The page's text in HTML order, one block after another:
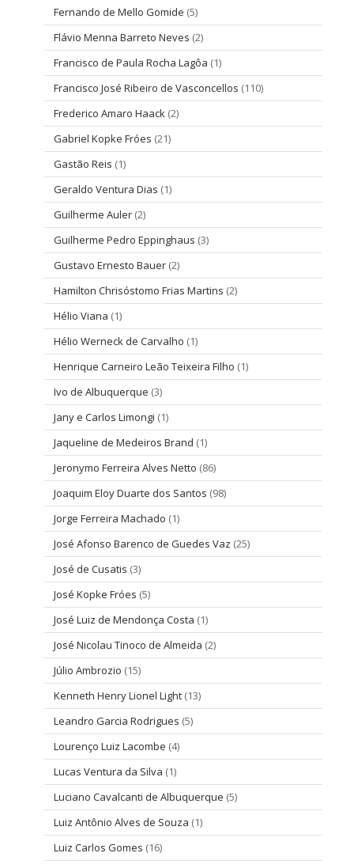
Fernando de Mello Gomide (5)
Flávio Menna Barreto Neves (2)
Francisco de Paula Rocha Lagôa (1)
Francisco José Ribeiro de Vasconcellos (110)
Frederico Amaro Haack (2)
Gabriel Kopke Fróes (21)
Gastão Reis (1)
Geraldo Ventura Dias (1)
Guilherme Auler (2)
Guilherme Pedro Eppinghaus (3)
Gustavo Ernesto Bauer (2)
Hamilton Chrisóstomo Frias Martins (2)
Hélio Viana (1)
Hélio Werneck de Carvalho (1)
Henrique Carneiro Leão Teixeira Filho (1)
Ivo de Albuquerque (3)
Jany e Carlos Limongi (1)
Jaqueline de Medeiros Brand (1)
Jeronymo Ferreira Alves Netto (86)
Joaquim Eloy Duarte dos Santos (98)
Jorge Ferreira Machado (1)
José Afonso Barenco de Guedes Vaz (25)
José de Cusatis (3)
José Kopke Fróes (5)
José Luiz de Mendonça Costa (1)
José Nicolau Tinoco de Almeida (2)
Júlio Ambrozio (15)
Kenneth Henry Lionel Light (13)
Leandro Garcia Rodrigues (5)
Lourenço Luiz Lacombe (4)
Lucas Ventura da Silva (1)
Luciano Cavalcanti de Albuquerque (5)
Luiz Antônio Alves de Souza (1)
Luiz Carlos Gomes (16)